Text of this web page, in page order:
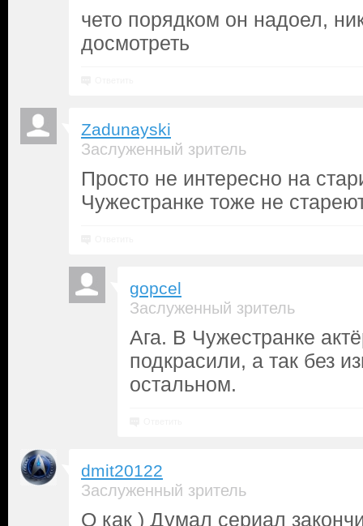
чето порядком он надоел,
досмотреть
Zadunayski
Заслуженный зритель
Просто не интересно на
Чужестранке тоже не
gopcel
Заслуженный зритель
Ага. В Чужестранке
подкрасили, а так без
остальном.
dmit20122
Заслуженный зритель
О как ) Думал сериал